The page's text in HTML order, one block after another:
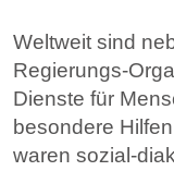
Weltweit sind
Regierungs-
Dienste für
besondere
waren sozial-